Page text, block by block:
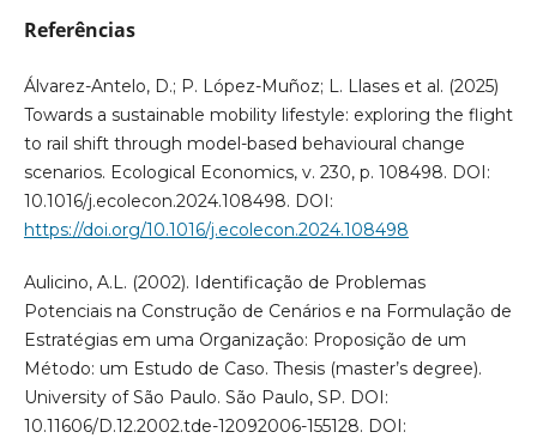
Referências
Álvarez-Antelo, D.; P. López-Muñoz; L. Llases et al. (2025)
Towards a sustainable mobility lifestyle: exploring the flight
to rail shift through model-based behavioural change
scenarios. Ecological Economics, v. 230, p. 108498. DOI:
10.1016/j.ecolecon.2024.108498. DOI:
https://doi.org/10.1016/j.ecolecon.2024.108498
Aulicino, A.L. (2002). Identificação de Problemas
Potenciais na Construção de Cenários e na Formulação de
Estratégias em uma Organização: Proposição de um
Método: um Estudo de Caso. Thesis (master’s degree).
University of São Paulo. São Paulo, SP. DOI:
10.11606/D.12.2002.tde-12092006-155128. DOI: